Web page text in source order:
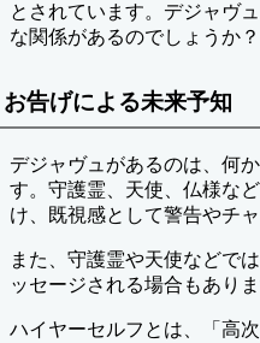
とされています。デジャヴ
な関係があるのでしょうか？
お告げによる未来予知
デジャヴュがあるのは、何
す。守護霊、天使、仏様な
け、既視感として警告やチ
また、守護霊や天使などで
ッセージされる場合もありま
ハイヤーセルフとは、「高